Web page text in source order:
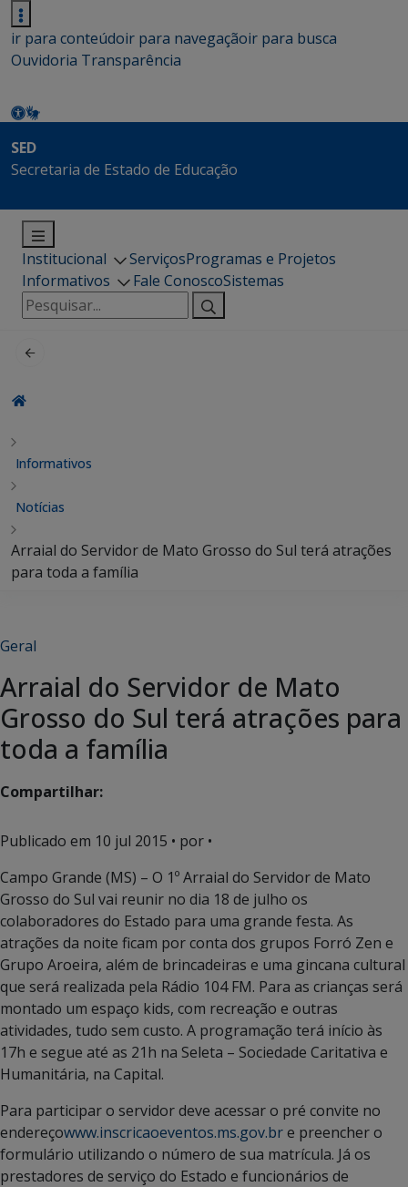
ir para conteúdoir para navegaçãoir para busca
Ouvidoria Transparência
SED
Secretaria de Estado de Educação
Institucional ServiçosProgramas e Projetos
Informativos
Fale ConoscoSistemas
Pesquisar
por:
Informativos
Notícias
Arraial do Servidor de Mato Grosso do Sul terá atrações
para toda a família
Geral
Arraial do Servidor de Mato
Grosso do Sul terá atrações para
toda a família
Compartilhar:
Publicado em 10 jul 2015 • por •
Campo Grande (MS) – O 1º Arraial do Servidor de Mato
Grosso do Sul vai reunir no dia 18 de julho os
colaboradores do Estado para uma grande festa. As
atrações da noite ficam por conta dos grupos Forró Zen e
Grupo Aroeira, além de brincadeiras e uma gincana cultural
que será realizada pela Rádio 104 FM. Para as crianças será
montado um espaço kids, com recreação e outras
atividades, tudo sem custo. A programação terá início às
17h e segue até as 21h na Seleta – Sociedade Caritativa e
Humanitária, na Capital.
Para participar o servidor deve acessar o pré convite no
endereçowww.inscricaoeventos.ms.gov.bre preencher o
formulário utilizando o número de sua matrícula. Já os
prestadores de serviço do Estado e funcionários de